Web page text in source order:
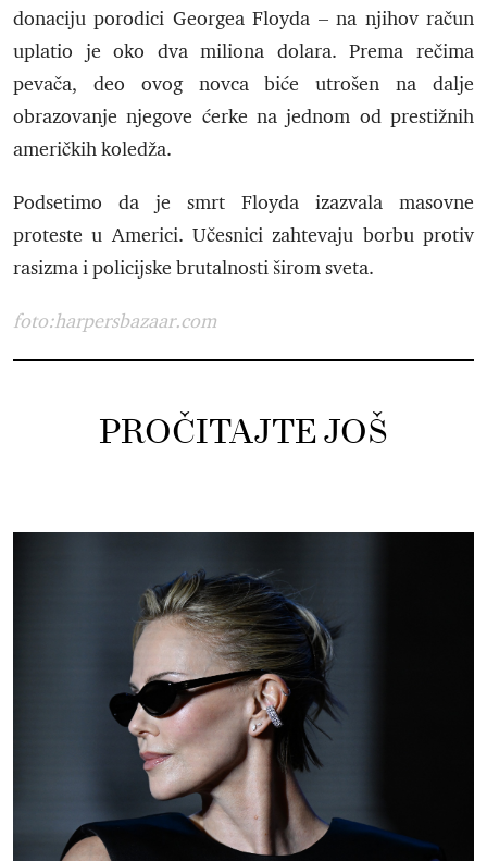
donaciju porodici Georgea Floyda – na njihov račun
uplatio je oko dva miliona dolara. Prema rečima
pevača, deo ovog novca biće utrošen na dalje
obrazovanje njegove ćerke na jednom od prestižnih
američkih koledža.
Podsetimo da je smrt Floyda izazvala masovne
proteste u Americi. Učesnici zahtevaju borbu protiv
rasizma i policijske brutalnosti širom sveta.
foto:harpersbazaar.com
PROČITAJTE JOŠ